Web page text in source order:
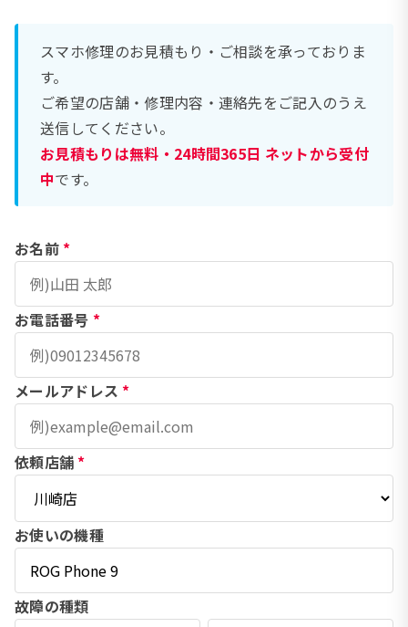
スマホ修理のお見積もり・ご相談を承っておりま
す。
ご希望の店舗・修理内容・連絡先をご記入のうえ
送信してください。
お見積もりは無料・24時間365日 ネットから受付
中です。
お名前 *
お電話番号 *
メールアドレス *
依頼店舗 *
お使いの機種
故障の種類